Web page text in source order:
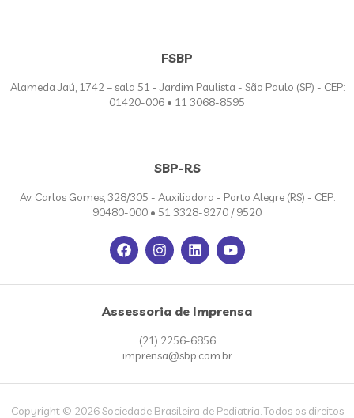
FSBP
Alameda Jaú, 1742 – sala 51 - Jardim Paulista - São Paulo (SP) - CEP:
01420-006 • 11 3068-8595
SBP-RS
Av. Carlos Gomes, 328/305 - Auxiliadora - Porto Alegre (RS) - CEP:
90480-000 • 51 3328-9270 / 9520
Assessoria de Imprensa
(21) 2256-6856
imprensa@sbp.com.br
Copyright © 2026 Sociedade Brasileira de Pediatria. Todos os direitos